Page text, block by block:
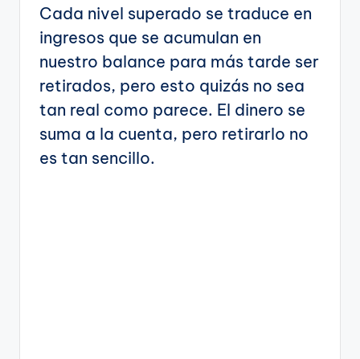
Cada nivel superado se traduce en
ingresos que se acumulan en
nuestro balance para más tarde ser
retirados, pero esto quizás no sea
tan real como parece. El dinero se
suma a la cuenta, pero retirarlo no
es tan sencillo.